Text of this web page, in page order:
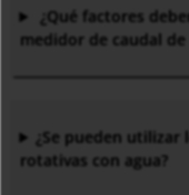
¿Qué factores
medidor de caudal
¿Se pueden utilizar
rotativas con agua?